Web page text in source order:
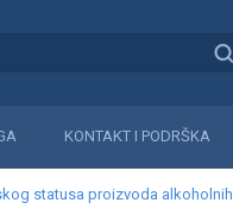
KONTAKT I PODRŠKA
statusa proizvoda alkoholnih